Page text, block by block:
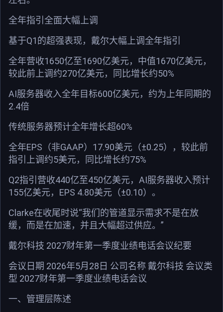
全年指引全面大幅上调
基于Q1的超强表现，戴尔大幅上调全年指引
全年营收1650亿至1690亿美元，中值1670亿美元，
较此前上调约270亿美元，同比增长约50%
AI服务器收入全年目标600亿美元，约为上年同期的
2.4倍
传统服务器预计全年增长超60%
全年EPS（非GAAP）17.90美元（±0.25），较此前
指引上调约5美元，同比增长约75%
Q2指引营收440亿至450亿美元，AI服务器收入预计
155亿美元，EPS 4.80美元（±0.10）。
Clarke在收尾时说“我们的管道显示需求不是在放
缓，而是在加速，并且大幅超过供应。”
戴尔科技 2027财年第一季度业绩电话会议纪要
会议日期 2026年5月28日 公司名称 戴尔科技 会议类
型 2027财年第一季度业绩电话会议
一、管理层陈述